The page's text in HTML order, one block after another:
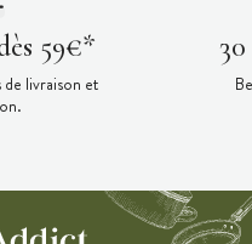
59€*
livraison et